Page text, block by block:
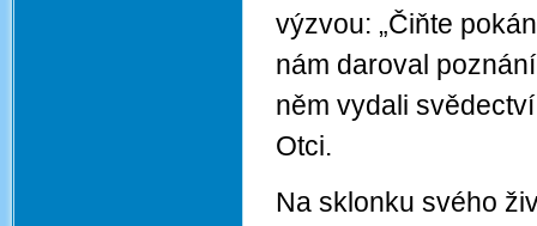
výzvou: „Čiňte
nám daroval
něm vydali
Otci.
Na sklonku svého